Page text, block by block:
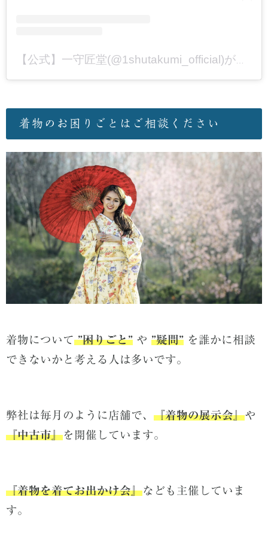
着物のお困りごとはご相談ください
着物について”困りごと” や ”疑問” を誰かに相談
できないかと考える人は多いです。
弊社は毎月のように店舗で、 『着物の展示会』や
『中古市』を開催しています。
『着物を着てお出かけ会』なども主催していま
す。